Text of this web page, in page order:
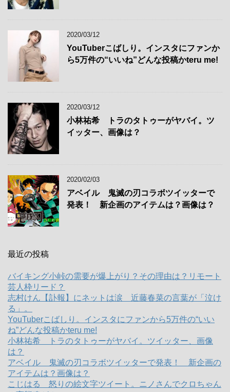
2020/03/12
YouTuberこばしり。インスタにファンか
ら5万件の“いいね”どんな投稿かteru me!
2020/03/12
小林祐希 トラのタトゥーがヤバイ。ツ
イッター、画像は？
2020/02/03
アベイル 鬼滅の刃コラボツイッターで
発表！ 新企画のアイテムは？画像は？
最近の投稿
バイキング小峠の需要が爆上がり？その理由は？リモート
芸人枠リード？
志村けん【訃報】にネットは涙 近藤春菜の言葉が「泣け
る」。
YouTuberこばしり。インスタにファンから5万件の“いい
ね”どんな投稿かteru me!
小林祐希 トラのタトゥーがヤバイ。ツイッター、画像
は？
アベイル 鬼滅の刃コラボツイッターで発表！ 新企画の
アイテムは？画像は？
こじはる 怒りの絵文字ツイート。ニノさんでクロちゃん